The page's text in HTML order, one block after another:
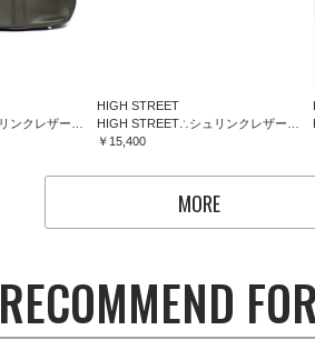
HIGH STREET
￥15,400
MORE
RECOMMEND